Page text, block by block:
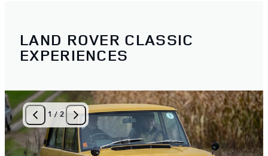
LAND ROVER CLASSIC
EXPERIENCES
1 / 2